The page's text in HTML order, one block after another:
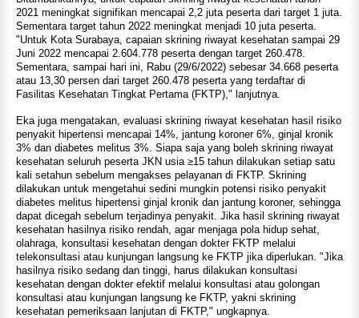
2021 meningkat signifikan mencapai 2,2 juta peserta dari target 1 juta.
Sementara target tahun 2022 meningkat menjadi 10 juta peserta.
"Untuk Kota Surabaya, capaian skrining riwayat kesehatan sampai 29
Juni 2022 mencapai 2.604.778 peserta dengan target 260.478.
Sementara, sampai hari ini, Rabu (29/6/2022) sebesar 34.668 peserta
atau 13,30 persen dari target 260.478 peserta yang terdaftar di
Fasilitas Kesehatan Tingkat Pertama (FKTP)," lanjutnya.
Eka juga mengatakan, evaluasi skrining riwayat kesehatan hasil risiko
penyakit hipertensi mencapai 14%, jantung koroner 6%, ginjal kronik
3% dan diabetes melitus 3%. Siapa saja yang boleh skrining riwayat
kesehatan seluruh peserta JKN usia ≥15 tahun dilakukan setiap satu
kali setahun sebelum mengakses pelayanan di FKTP. Skrining
dilakukan untuk mengetahui sedini mungkin potensi risiko penyakit
diabetes melitus hipertensi ginjal kronik dan jantung koroner, sehingga
dapat dicegah sebelum terjadinya penyakit. Jika hasil skrining riwayat
kesehatan hasilnya risiko rendah, agar menjaga pola hidup sehat,
olahraga, konsultasi kesehatan dengan dokter FKTP melalui
telekonsultasi atau kunjungan langsung ke FKTP jika diperlukan. "Jika
hasilnya risiko sedang dan tinggi, harus dilakukan konsultasi
kesehatan dengan dokter efektif melalui konsultasi atau golongan
konsultasi atau kunjungan langsung ke FKTP, yakni skrining
kesehatan pemeriksaan lanjutan di FKTP," ungkapnya.